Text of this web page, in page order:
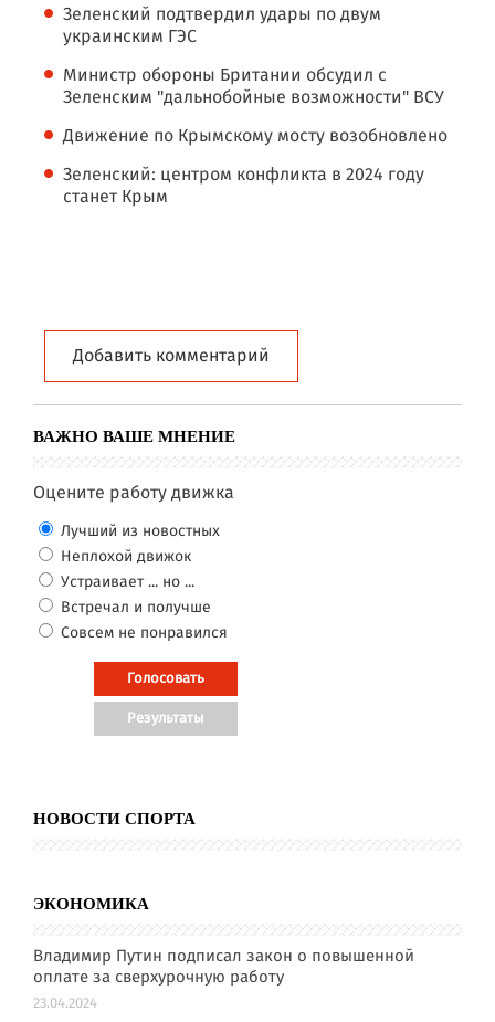
Зеленский подтвердил удары по двум
украинским ГЭС
Министр обороны Британии обсудил с
Зеленским "дальнобойные возможности" ВСУ
Движение по Крымскому мосту возобновлено
Зеленский: центром конфликта в 2024 году
станет Крым
Добавить комментарий
ВАЖНО ВАШЕ МНЕНИЕ
Оцените работу движка
Лучший из новостных
Неплохой движок
Устраивает ... но ...
Встречал и получше
Совсем не понравился
НОВОСТИ СПОРТА
ЭКОНОМИКА
Владимир Путин подписал закон о повышенной
оплате за сверхурочную работу
23.04.2024